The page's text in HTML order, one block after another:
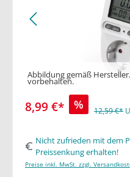
Abbildung gemäß
vorbehalten.
8,99 €* % 12,59 €*
Nicht zufrieden mit dem
Preissenkung erhalten!
Preise inkl. MwSt. zzgl.